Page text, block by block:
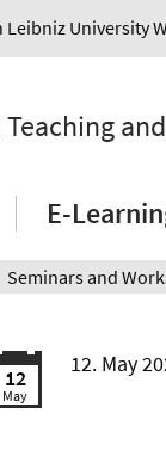
Leibniz University
E-
12
May
12. May